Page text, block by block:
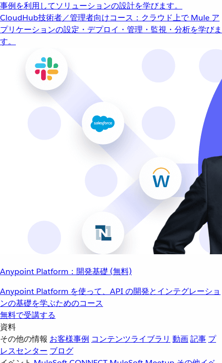
事例を利用してソリューションの設計を学びます。
CloudHub技術者／管理者向けコース：クラウド上で Mule ア
プリケーションの設定・デプロイ・管理・監視・分析を学びま
す。
Anypoint Platform：開発基礎 (無料)
Anypoint Platform を使って、API の開発とインテグレーショ
ンの基礎を学ぶためのコース
無料で受講する
資料
その他の情報 お客様事例 コンテンツライブラリ 動画記事 プ
レスセンター ブログ